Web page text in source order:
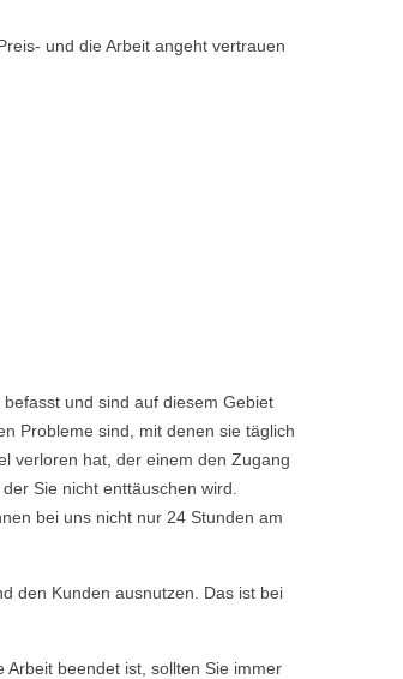
und die Arbeit angeht vertrauen
und sind auf diesem Gebiet
Probleme sind, mit denen sie täglich
verloren hat, der einem den Zugang
Sie nicht enttäuschen wird.
bei uns nicht nur 24 Stunden am
den Kunden ausnutzen. Das ist bei
beendet ist, sollten Sie immer